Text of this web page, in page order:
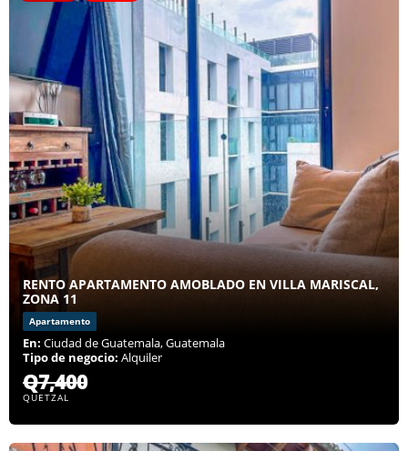
RENTO APARTAMENTO AMOBLADO EN VILLA MARISCAL,
ZONA 11
Apartamento
En: Ciudad de Guatemala, Guatemala
Tipo de negocio: Alquiler
Q7,400
QUETZAL